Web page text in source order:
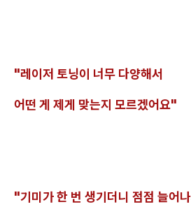
"레이저 토닝이 너무 다양해서
어떤 게 제게 맞는지 모르겠어요"
"기미가 한 번 생기더니 점점 늘어